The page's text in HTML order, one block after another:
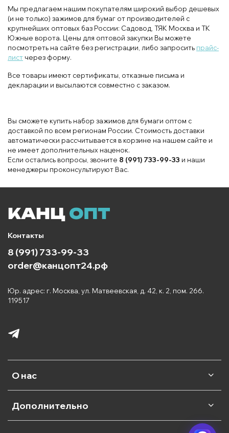
Мы предлагаем нашим покупателям широкий выбор дешевых
(и не только) зажимов для бумаг от производителей с
крупнейших оптовых баз России: Садовод, ТЯК Москва и ТК
Южные ворота. Цены для оптовой закупки Вы можете
посмотреть на сайте без регистрации, либо запросить прайс-
лист через форму.
Все товары имеют сертификаты, отказные письма и
декларации и высылаются совместно с заказом.
Вы сможете купить набор зажимов для бумаги оптом с
доставкой по всем регионам России. Стоимость доставки
автоматически рассчитывается в корзине на нашем сайте и
не имеет дополнительных наценок.
Если остались вопросы, звоните 8 (991) 733-99-33 и наши
менеджеры проконсультируют Вас.
О нас
Дополнительно
Контакты
8 (991) 733-99-33
order@канцопт24.рф
Юр. адрес: г. Москва, ул. Матвеевская, д. 42, к. 2, пом. 266.
119517